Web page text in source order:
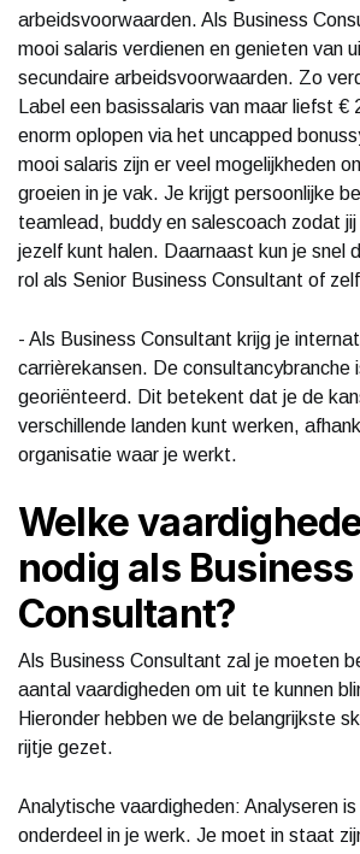
arbeidsvoorwaarden. Als Business
mooi salaris verdienen en genieten van
secundaire arbeidsvoorwaarden. Zo
Label een basissalaris van maar liefst
enorm oplopen via het uncapped
mooi salaris zijn er veel mogelijkheden
groeien in je vak. Je krijgt persoonlijke
teamlead, buddy en salescoach zodat
jezelf kunt halen. Daarnaast kun je snel
rol als Senior Business Consultant of
- Als Business Consultant krijg je
carrièrekansen. De consultancybranche
georiënteerd. Dit betekent dat je de
verschillende landen kunt werken,
organisatie waar je werkt.
Welke
nodig als Business
Consultant?
Als Business Consultant zal je moeten
aantal vaardigheden om uit te kunnen
Hieronder hebben we de belangrijkste
rijtje gezet.
Analytische vaardigheden: Analyseren
onderdeel in je werk. Je moet in staat